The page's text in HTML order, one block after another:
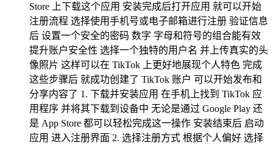
Store 上下载这个应用 安装完成后打开应用 就可以开始
注册流程 选择使用手机号或电子邮箱进行注册 验证信息
后 设置一个安全的密码 数字 字母和符号的组合能有效
提升账户安全性 选择一个独特的用户名 并上传真实的头
像照片 这样可以在 TikTok 上更好地展现个人特色 完成
这些步骤后 就成功创建了 TikTok 账户 可以开始发布和
分享内容了 1. 下载并安装应用 在手机上找到 TikTok 应
用程序 并将其下载到设备中 无论是通过 Google Play 还
是 App Store 都可以轻松完成这一操作 安装结束后 启动
应用 进入注册界面 2. 选择注册方式 根据个人偏好 选择